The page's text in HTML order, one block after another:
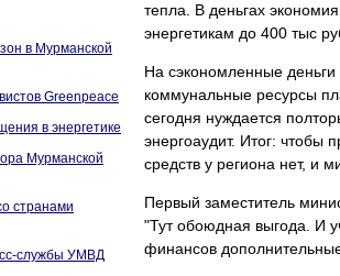
в Мурманской
Greenpeace
в энергетике
Мурманской
странами
службы УМВД
тепла. В деньгах
энергетикам до 400 тыс
На сэкономленные
коммунальные ресурсы
сегодня нуждается
энергоаудит. Итог: чтобы
средств у региона нет, и
Первый заместитель
"Тут обоюдная выгода. И
финансов